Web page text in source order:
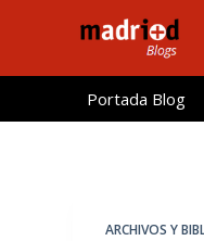
l
Portada Blog
ARCHIVOS Y